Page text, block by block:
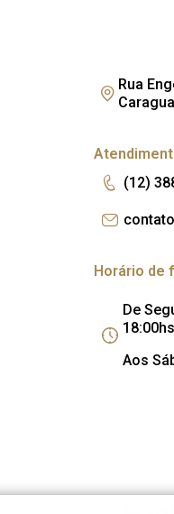
Rua
(12)
Horário de
De
18:00hs
Aos